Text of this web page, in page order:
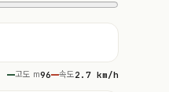
고도 m96 속도 2.7 km/h